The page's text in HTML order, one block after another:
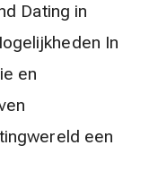
Dating in
In
en
een